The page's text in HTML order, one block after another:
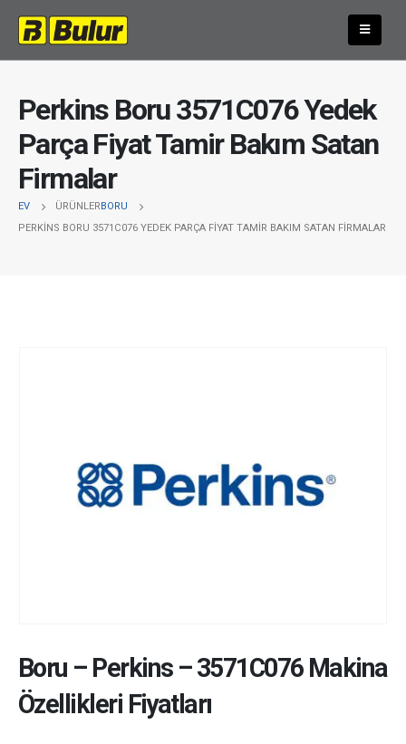
Perkins Boru 3571C076 Yedek
Parça Fiyat Tamir Bakım Satan
Firmalar
EV ÜRÜNLERBORU
PERKINS BORU 3571C076 YEDEK PARÇA FIYAT TAMIR BAKIM SATAN FIRMALAR
Boru – Perkins–3571C076Makina
Özellikleri Fiyatları